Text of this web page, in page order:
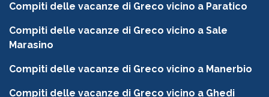
Compiti delle vacanze di Greco vicino a Paratico
Compiti delle vacanze di Greco vicino a Sale
Marasino
Compiti delle vacanze di Greco vicino a Manerbio
Compiti delle vacanze di Greco vicino a Ghedi